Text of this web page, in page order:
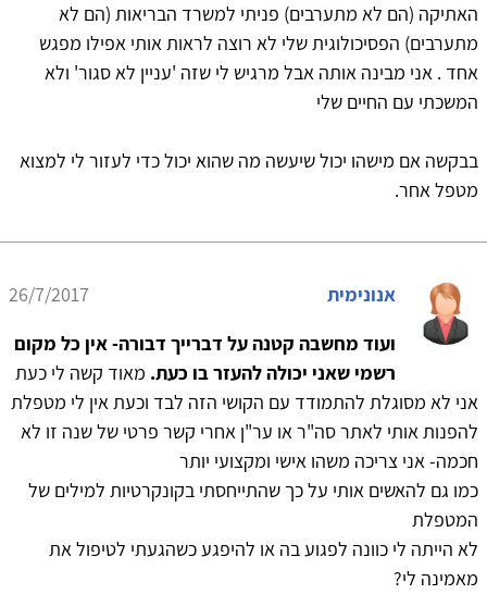
האתיקה (הם לא מתערבים) פניתי למשרד הבריאות (הם לא
מתערבים) הפסיכולוגית שלי לא רוצה לראות אותי אפילו מפגש
אחד . אני מבינה אותה אבל מרגיש לי שזה 'עניין לא סגור' ולא
המשכתי עם החיים שלי
בבקשה אם מישהו יכול שיעשה מה שהוא יכול כדי לעזור לי למצוא
מטפל אחר.
אנונימית
26/7/2017
ועוד מחשבה קטנה על דברייך דבורה- אין כל מקום
רשמי שאני יכולה להעזר בו כעת. מאוד קשה לי כעת
אני לא מסוגלת להתמודד עם הקושי הזה לבד וכעת אין לי מטפלת
להפנות אותי לאתר סה"ר או ער"ן אחרי קשר פרטי של שנה זו לא
חכמה- אני צריכה משהו אישי ומקצועי יותר
כמו גם להאשים אותי על כך שהתייחסתי בקונקרטיות למילים של
המטפלת
לא הייתה לי כוונה לפגוע בה או להיפגע כשהגעתי לטיפול את
מאמינה לי?